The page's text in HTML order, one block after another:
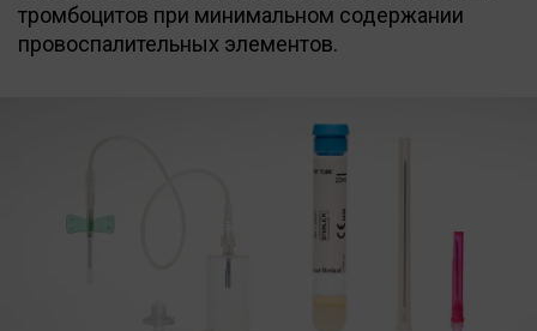
тромбоцитов при минимальном содержании
провоспалительных элементов.